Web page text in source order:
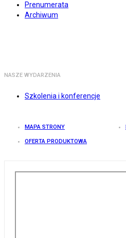
Prenumerata
Archiwum
NASZE WYDARZENIA
Szkolenia i konferencje
MAPA STRONY
OFERTA PRODUKTOWA